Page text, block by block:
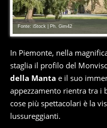
Fonte: iStock | Ph. Gim42
In Piemonte, nella
staglia il profilo del
della Manta e il suo
appezzamento rientra tra i
cose più spettacolari è la
lussureggianti.